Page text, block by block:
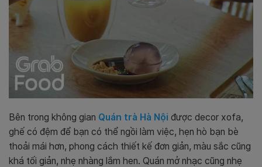
Bên trong không gian Quán trà Hà Nội được decor xofa,
ghế có đệm để bạn có thể ngồi làm việc, hẹn hò bạn bè
thoải mái hơn, phong cách thiết kế đơn giản, màu sắc cũng
khá tối giản, nhẹ nhàng lắm hen. Quán mở nhạc cũng nhẹ